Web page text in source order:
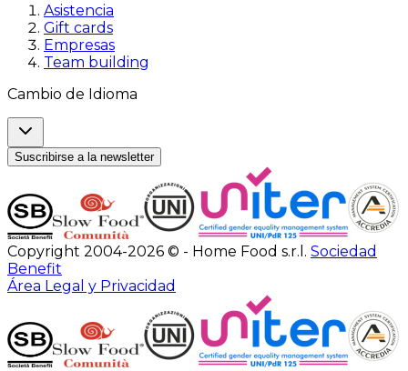
Asistencia
Gift cards
Empresas
Team building
Cambio de Idioma
Suscribirse a la newsletter
Copyright 2004-2026 © - Home Food s.r.l. Sociedad
Benefit
Área Legal y Privacidad